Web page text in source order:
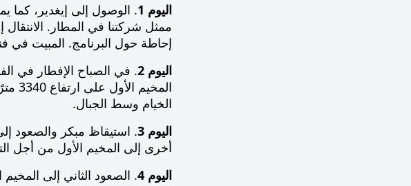
اليوم 1
. الوصول إلى إيغدير،
ممثل شركتنا في المطار.
إحاطة حول البرنامج. المبيت في
اليوم 2
الخيام وسط الجبال.
اليوم 3
أخرى إلى المخيم الأول من أجل
اليوم 4